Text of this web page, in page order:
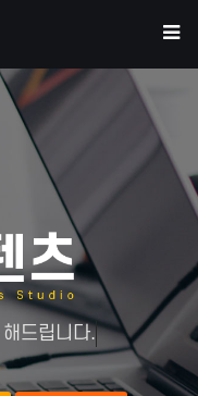
해 드립 니 다.